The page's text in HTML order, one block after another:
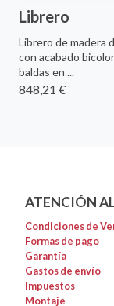
Librero
Librero de madera
con acabado
baldas en ...
848,21 €
ATENCIÓN
Condiciones de
Formas de pago
Garantía
Gastos de envío
Impuestos
Montaje